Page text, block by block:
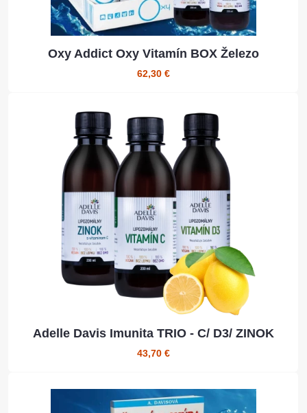
Oxy Addict Oxy Vitamín BOX Železo
62,30 €
Adelle Davis Imunita TRIO - C/ D3/ ZINOK
43,70 €